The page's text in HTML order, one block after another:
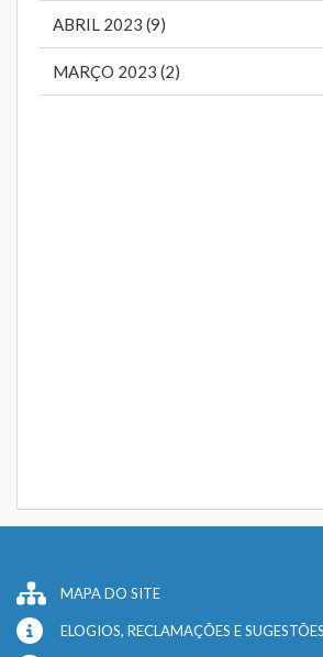
ABRIL 2023 (9)
MARÇO 2023 (2)
MAPA DO SITE
ELOGIOS, RECLAMAÇÕES E SUGESTÕES